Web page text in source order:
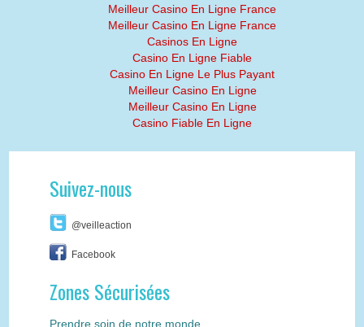
Meilleur Casino En Ligne France
Meilleur Casino En Ligne France
Casinos En Ligne
Casino En Ligne Fiable
Casino En Ligne Le Plus Payant
Meilleur Casino En Ligne
Meilleur Casino En Ligne
Casino Fiable En Ligne
Suivez-nous
@veilleaction
Facebook
Zones Sécurisées
Prendre soin de notre monde